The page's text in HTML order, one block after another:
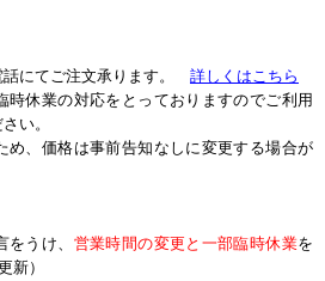
にてご注文承ります。 詳しくはこちら
休業の対応をとっておりますのでご利用
い。
、価格は事前告知なしに変更する場合が
うけ、 営業時間の変更と一部臨時休業を
新）